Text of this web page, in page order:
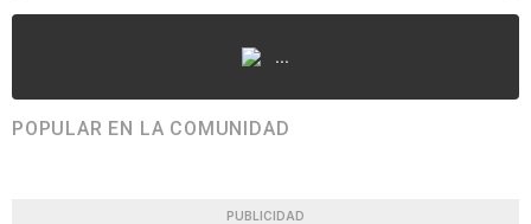
...
POPULAR EN LA COMUNIDAD
PUBLICIDAD